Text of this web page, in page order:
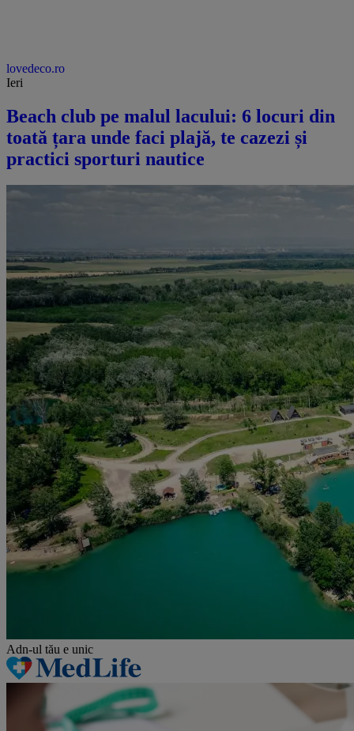
lovedeco.ro
Ieri
Beach club pe malul lacului: 6 locuri din
toată țara unde faci plajă, te cazezi și
practici sporturi nautice
Adn-ul tău e unic